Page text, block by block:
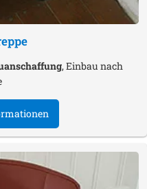
, Einbau nach